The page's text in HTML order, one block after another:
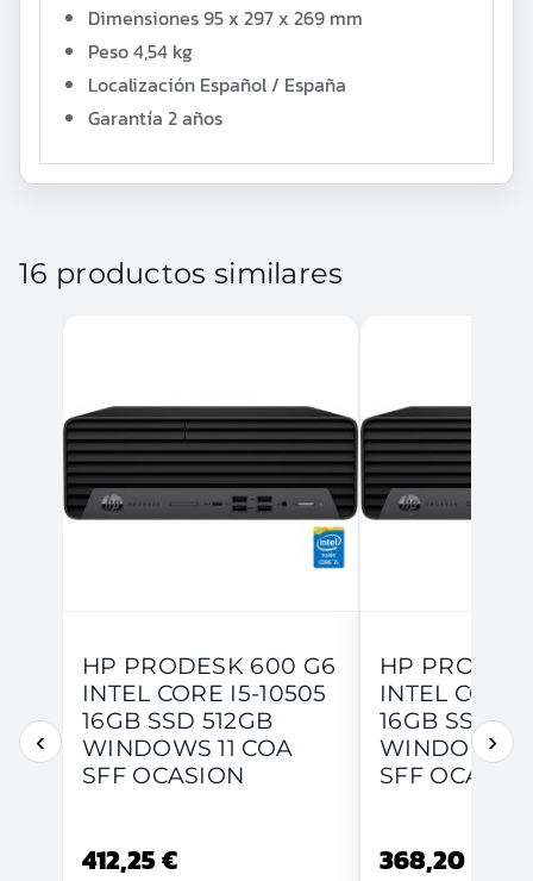
Dimensiones95 x 297 x 269 mm
Peso4,54 kg
Localización Español / España
Garantía 2 años
16 productos similares
‹
HP PRODESK 600 G6
INTEL CORE I5-10505
16GB SSD 512GB
WINDOWS 11 COA
SFF OCASION
412,25 €
HP
INTEL CORE
16GB SSD
WINDOWS
SFF
368,20 €
›